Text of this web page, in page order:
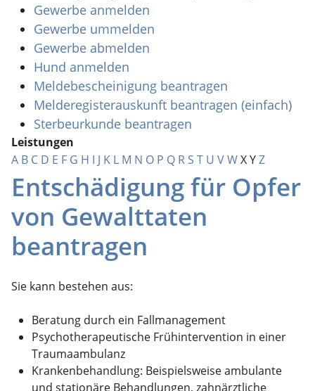
Gewerbe anmelden
Gewerbe ummelden
Gewerbe abmelden
Hund anmelden
Meldebescheinigung beantragen
Melderegisterauskunft beantragen (einfach)
Sterbeurkunde beantragen
Leistungen
A B C D E F G H I J K L M N O P Q R S T U VWXYZ
Entschädigung für Opfer
von Gewalttaten
beantragen
Sie kann bestehen aus:
Beratung durch ein Fallmanagement
Psychotherapeutische Frühintervention in einer
Traumaambulanz
Krankenbehandlung: Beispielsweise ambulante
und stationäre Behandlungen, zahnärztliche